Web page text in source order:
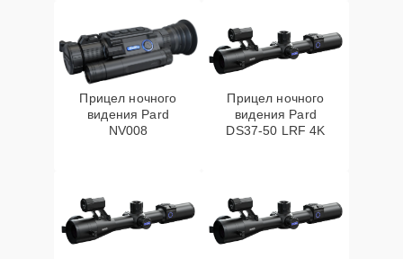
Прицел ночного
видения Pard
NV008
Прицел ночного
видения Pard
DS37-50 LRF 4K